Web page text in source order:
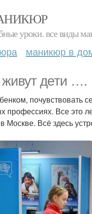
уроки. все виды
маникюр в
живут дети ….
профессиях. Все это
Москве. Всё здесь